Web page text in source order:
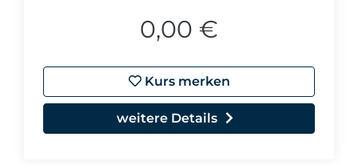
0,00 €
Kurs merken
weitere Details